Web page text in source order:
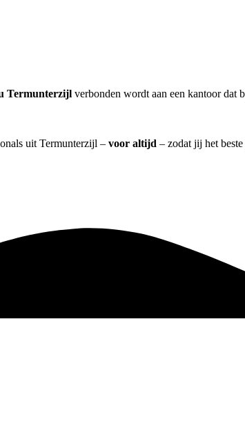
Termunterzijl verbonden wordt aan een kantoor dat
uit Termunterzijl – voor altijd – zodat jij het